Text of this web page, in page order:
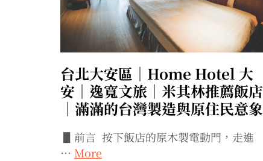
台北大安區｜Home Hotel 大
安｜逸寬文旅｜米其林推薦飯店
｜滿滿的台灣製造與原住民意象
▋前言 按下飯店的原木製電動門，走進
… More